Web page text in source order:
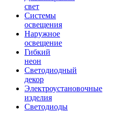
свет
Системы
освещения
Наружное
освещение
Гибкий
неон
Светодиодный
декор
Электроустановочные
изделия
Светодиоды